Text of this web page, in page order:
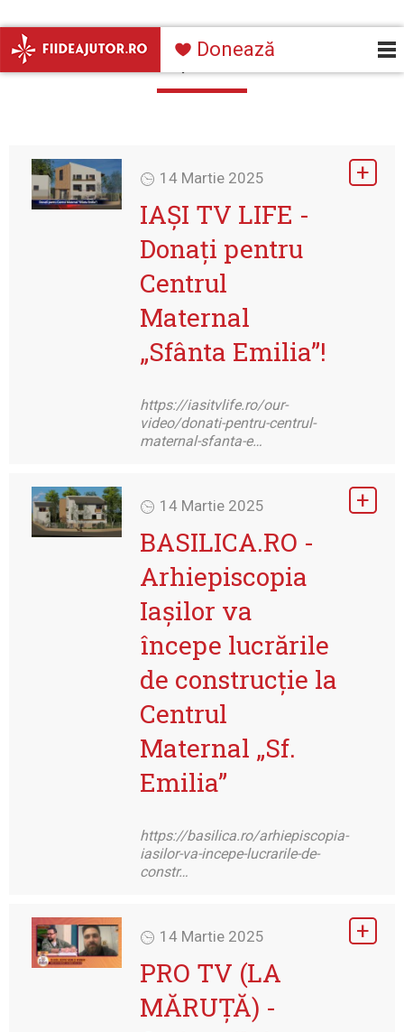
Navigare
principală
Donează
Apariții media
14 Martie 2025
IAȘI TV LIFE -
Donați pentru
Centrul
Maternal
„Sfânta Emilia”!
https://iasitvlife.ro/our-
video/donati-pentru-centrul-
maternal-sfanta-e…
14 Martie 2025
BASILICA.RO -
Arhiepiscopia
Iașilor va
începe lucrările
de construcție la
Centrul
Maternal „Sf.
Emilia”
https://basilica.ro/arhiepiscopia-
iasilor-va-incepe-lucrarile-de-
constr…
14 Martie 2025
PRO TV (LA
MĂRUȚĂ) -